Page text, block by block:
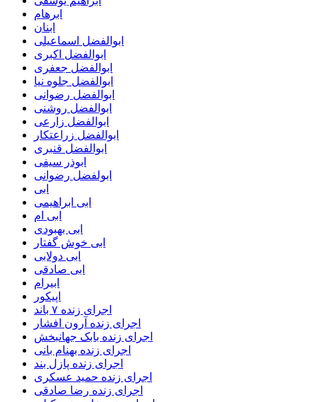
ابرهام
ابنان
ابوالفضل اسماعیلی
ابوالفضل اکبری
ابوالفضل جعفری
ابوالفضل جلوه نیا
ابوالفضل رضوانی
ابوالفضل روشنی
ابوالفضل زارعی
ابوالفضل زراعتکار
ابوالفضل قنبری
ابوذر سیفی
ابولفضل رضوانی
ابی
ابی ابراهیمی
ابی ام
ابی بهبودی
ابی خوش گفتار
ابی دولابی
ابی صادقی
ابیرام
اپیکور
اجرای زنده ۷ باند
اجرای زنده آرون افشار
اجرای زنده بابک جهانبخش
اجرای زنده بهنام بانی
اجرای زنده پازل بند
اجرای زنده حمید عسکری
اجرای زنده رضا صادقی